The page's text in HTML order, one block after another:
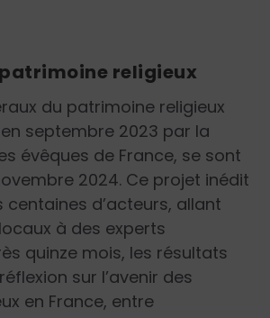
patrimoine religieux
du patrimoine religieux
en septembre 2023 par la
évêques de France, se sont
2024. Ce projet inédit
centaines d’acteurs, allant
à des experts
quinze mois, les résultats
sur l’avenir des
en France, entre